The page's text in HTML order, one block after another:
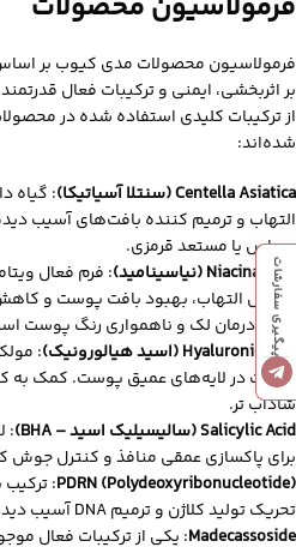
فرمولاسیون محصولات مدی‌ کیوب بر اساس
بر اثربخشی، ایمنی و ترکیبات فعال
از ترکیبات کلیدی استفاده‌ شده در
شده‌اند:
Centella Asiatica (سنتلا آسیاتیکا)
: گیاه
التهاب و ترمیم‌ کننده بافت‌های آسیب‌
حساس یا مستعد قرمزی.
Niacinamide (نیا‌سینامید)
کاهش التهاب، بهبود بافت پوست و
اصلی درمان لک و ناهمواری رنگ پوست
Hyaluronic Acid (اسید هیالورونیک)
:
رطوبت در لایه‌های عمیق پوست. کمک به
شاداب‌ تر.
Salicylic Acid (سالیسیلیک اسید – BHA)
:
برای پاکسازی عمقی منافذ و کنترل جوش
PDRN (Polydeoxyribonucleotide): ترکیب
تحریک تولید کلاژن و ترمیم DNA آسیب‌ دیده، روند پیری پوست را کند می‌کند.
Madecassoside: یکی از ترکیبات فعال
پیگیری سفارشات